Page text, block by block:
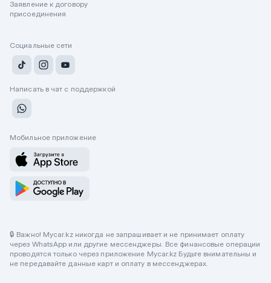
Заявление к договору
присоединения
Социальные сети
Написать в чат с поддержкой
Мобильное приложение
🔒 Важно! Mycar.kz никогда не запрашивает и не принимает оплату
через WhatsApp или другие мессенджеры. Все финансовые операции
проводятся только через приложение Mycar.kz Будьте внимательны и
не передавайте данные карт и оплату в мессенджерах.